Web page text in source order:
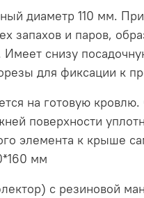
диаметр 110 мм.
запахов и паров,
снизу
для фиксации к
на готовую
поверхности
элемента к крыше
мм
с резиновой